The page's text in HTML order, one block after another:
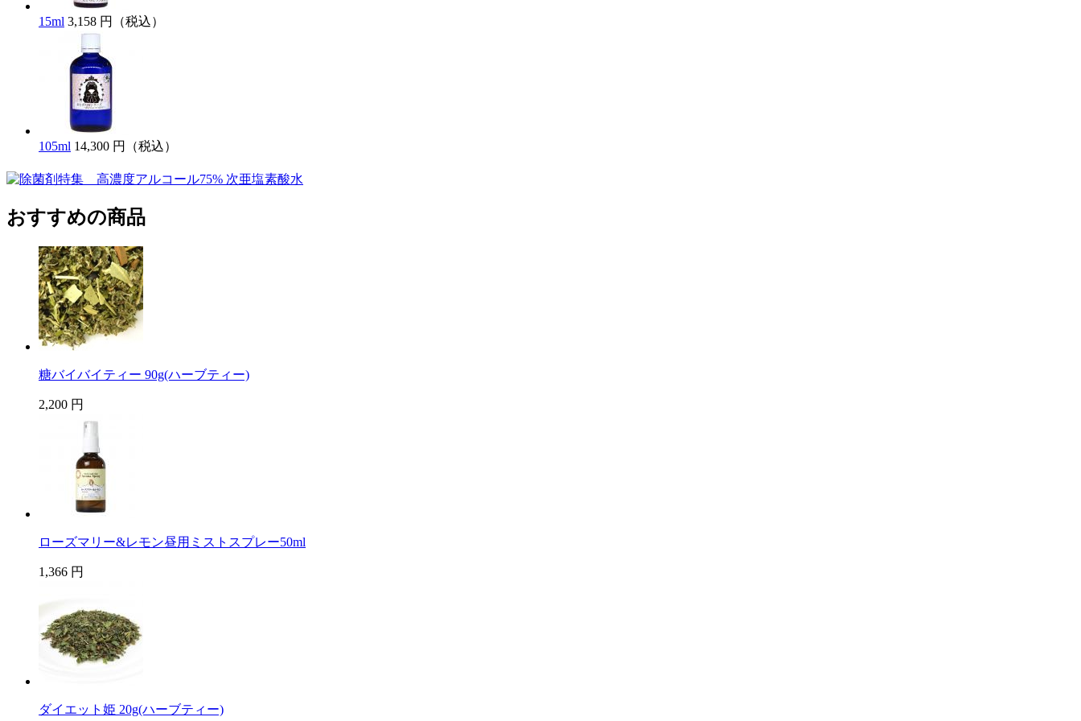
15ml 3,158 円（税込）
105ml 14,300 円（税込）
おすすめの商品
糖バイバイティー 90g(ハーブティー)
2,200 円
ローズマリー&レモン昼用ミストスプレー50ml
1,366 円
ダイエット姫 20g(ハーブティー)